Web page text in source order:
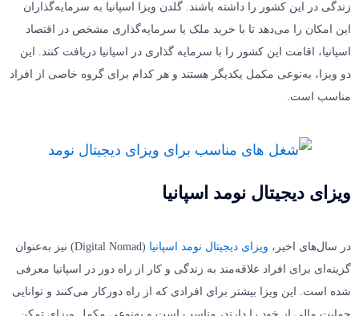
زندگی در این کشور را داشته باشند. گلدن ویزا اسپانیا به سرمایه‌گذاران
این امکان را می‌دهد تا با خرید ملک یا سرمایه‌گذاری مشخص در اقتصاد
اسپانیا، اقامت این کشور را با سرمایه گذاری در اسپانیا دریافت کنند. این
دو ویزا، به‌نوعی مکمل یکدیگر هستند و هر کدام برای گروه خاصی از افراد
مناسب است.
ویزای دیجیتال نومد اسپانیا
در سال‌های اخیر، ویزای دیجیتال نومد اسپانیا
(Digital Nomad) نیز به‌عنوان
گزینه‌ای برای افراد علاقه‌مند به زندگی و کار از راه دور در اسپانیا معرفی
شده است. این ویزا بیشتر برای افرادی که از راه دورکار می‌کنند و توانایی